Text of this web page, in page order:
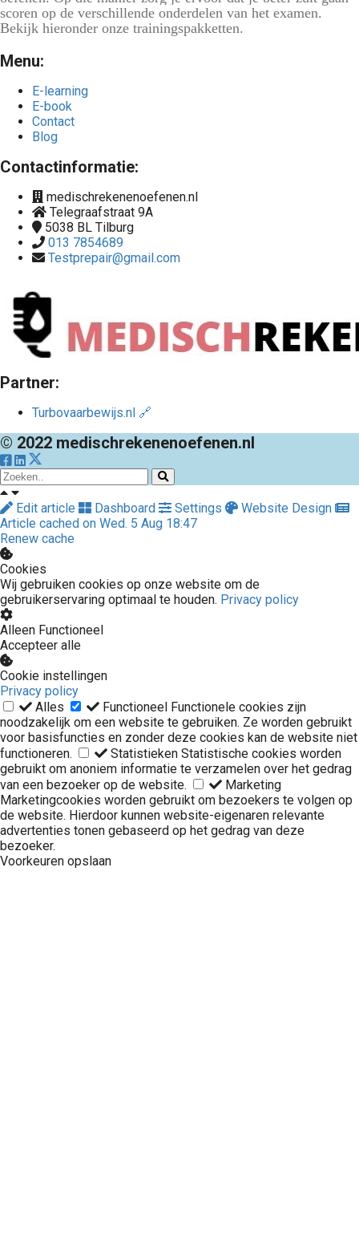
scoren op de verschillende onderdelen van het examen.
Bekijk hieronder onze trainingspakketten.
Menu:
E-learning
E-book
Contact
Blog
Contactinformatie:
medischrekenenoefenen.nl
Telegraafstraat 9A
5038 BL Tilburg
013 7854689
Testprepair@gmail.com
Partner:
Turbovaarbewijs.nl 🔗
© 2022 medischrekenenoefenen.nl
Edit article Dashboard Settings
Website Design
Article cached on Wed. 5 Aug 18:47
Renew cache
Cookies
Wij gebruiken cookies op onze website om de
gebruikerservaring optimaal te houden. Privacy policy
Alleen Functioneel
Accepteer alle
Cookie instellingen
Privacy policy
Alles
Functioneel Functionele cookies zijn
noodzakelijk om een website te gebruiken. Ze worden gebruikt
voor basisfuncties en zonder deze cookies kan de website niet
functioneren.
Statistieken Statistische cookies worden
gebruikt om anoniem informatie te verzamelen over het gedrag
van een bezoeker op de website.
Marketing
Marketingcookies worden gebruikt om bezoekers te volgen op
de website. Hierdoor kunnen website-eigenaren relevante
advertenties tonen gebaseerd op het gedrag van deze
bezoeker.
Voorkeuren opslaan